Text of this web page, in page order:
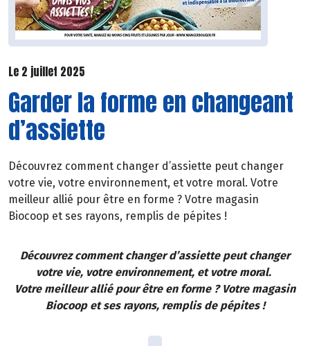
Le 2 juillet 2025
Garder la forme en changeant
d’assiette
Découvrez comment changer d’assiette peut changer
votre vie, votre environnement, et votre moral. Votre
meilleur allié pour être en forme ? Votre magasin
Biocoop et ses rayons, remplis de pépites !
Découvrez comment changer d’assiette peut changer
votre vie, votre environnement, et votre moral.
Votre meilleur allié pour être en forme ? Votre magasin
Biocoop et ses rayons, remplis de pépites !